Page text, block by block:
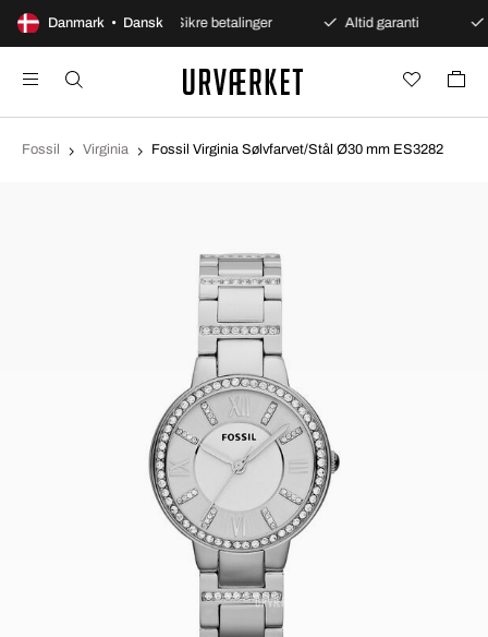
Danmark • Dansk
åbent køb Sikre betalinger Altid garanti
Fossil Virginia Fossil Virginia Sølvfarvet/Stål Ø30 mm ES3282